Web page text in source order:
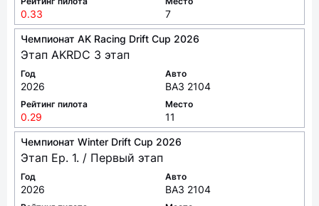
Год
2026
Авто
ВАЗ 2104
Рейтинг пилота
0.33
Место
Чемпионат AK Racing Drift Cup 2026
Этап AKRDC 3 этап
Год
2026
Авто
ВАЗ 2104
Рейтинг пилота
0.29
Место
Чемпионат Winter Drift Cup 2026
Этап Ep. 1. / Первый этап